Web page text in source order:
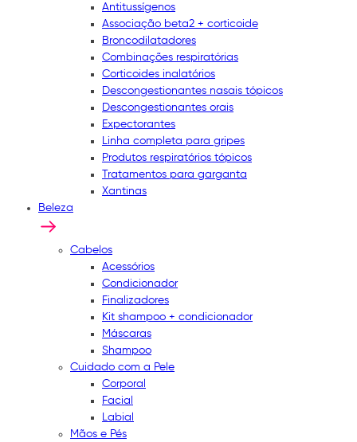
Antitussígenos
Associação beta2 + corticoide
Broncodilatadores
Combinações respiratórias
Corticoides inalatórios
Descongestionantes nasais tópicos
Descongestionantes orais
Expectorantes
Linha completa para gripes
Produtos respiratórios tópicos
Tratamentos para garganta
Xantinas
Beleza
Cabelos
Acessórios
Condicionador
Finalizadores
Kit shampoo + condicionador
Máscaras
Shampoo
Cuidado com a Pele
Corporal
Facial
Labial
Mãos e Pés